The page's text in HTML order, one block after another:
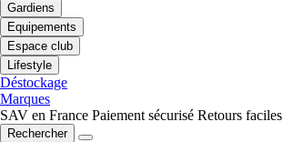
Gardiens
Equipements
Espace club
Lifestyle
Déstockage
Marques
SAV en France Paiement sécurisé Retours faciles
Rechercher